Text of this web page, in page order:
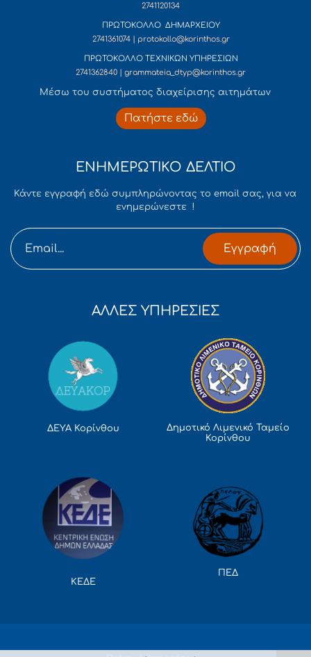
2741120134
ΠΡΩΤΟΚΟΛΛΟ ΔΗΜΑΡΧΕΙΟΥ
2741361074 | protokollo@korinthos.gr
ΠΡΩΤΟΚΟΛΛΟ ΤΕΧΝΙΚΩΝ ΥΠΗΡΕΣΙΩΝ
2741362840 | grammateia_dtyp@korinthos.gr
Mέσω του συστήματος διαχείρισης αιτημάτων
Πατήστε εδώ
ΕΝΗΜΕΡΩΤΙΚΟ ΔΕΛΤΙΟ
Κάντε εγγραφή εδώ συμπληρώνοντας το email σας, για να
ενημερώνεστε !
Εγγραφή
ΑΛΛΕΣ ΥΠΗΡΕΣΙΕΣ
ΔΕΥΑ Κορίνθου
Δημοτικό Λιμενικό Ταμείο
Κορίνθου
ΚΕΔΕ
ΠΕΔ